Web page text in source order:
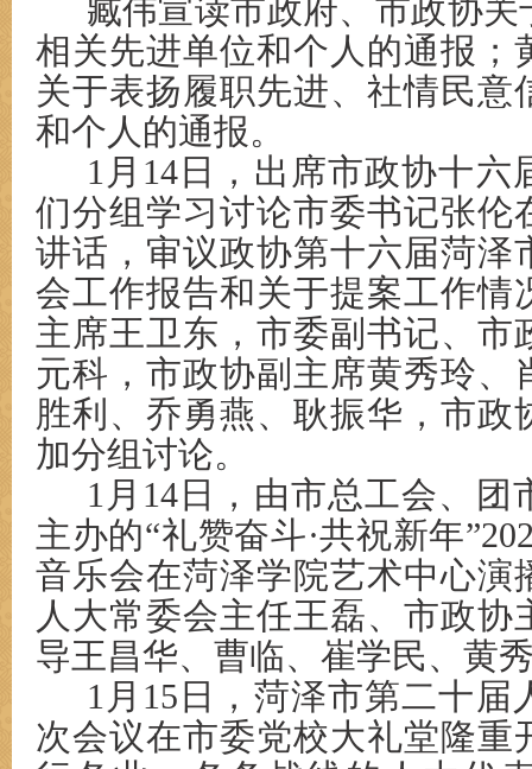
臧伟宣读市政府、市政协
相关先进单位和个人的通报；
关于表扬履职先进、社情民意
和个人的通报。
1月14日，出席市政协十六
们分组学习讨论市委书记张伦
讲话，审议政协第十六届菏泽
会工作报告和关于提案工作情
主席王卫东，市委副书记、市
元科，市政协副主席黄秀玲、
胜利、乔勇燕、耿振华，市政
加分组讨论。
1月14日，由市总工会、团
主办的“礼赞奋斗·共祝新年
音乐会在菏泽学院艺术中心演
人大常委会主任王磊、市政协
导王昌华、曹临、崔学民、黄
1月15日，菏泽市第二十届
次会议在市委党校大礼堂隆重